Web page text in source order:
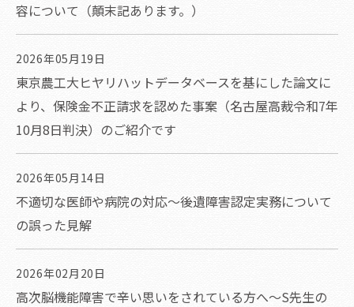
容について（顛末記あります。）
2026年05月19日
東京農工大ヒヤリハットデータベースを基にした論文に
より、保険金不正請求を認めた事案（名古屋高裁令和7年
10月8日判決）のご紹介です
2026年05月14日
不適切な医師や病院の対応～後遺障害認定実務について
の誤った見解
2026年02月20日
高次脳機能障害で辛い思いをされている方へ～S先生の